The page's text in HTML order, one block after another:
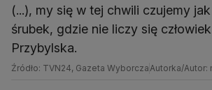
(...), my się w tej chwili czujemy
śrubek, gdzie nie liczy się
Przybylska.
Źródło: TVN24, Gazeta WyborczaAutorka/Autor: